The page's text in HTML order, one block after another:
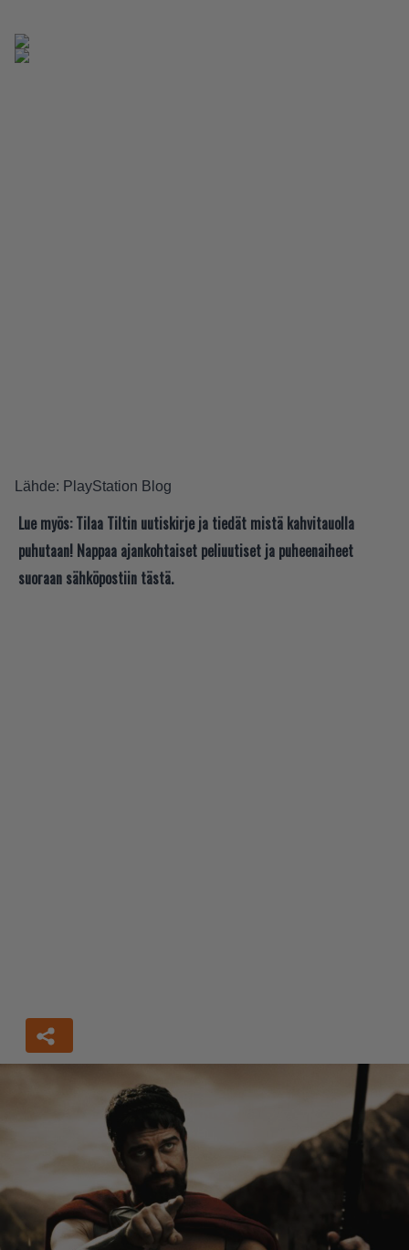
Lähde: PlayStation Blog
Lue myös: Tilaa Tiltin uutiskirje ja tiedät mistä kahvitauolla
puhutaan! Nappaa ajankohtaiset peliuutiset ja puheenaiheet
suoraan sähköpostiin tästä.